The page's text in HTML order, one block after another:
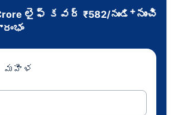
లైఫ్ కవర్ ₹582/నుండి +నుంచి
మహిళ